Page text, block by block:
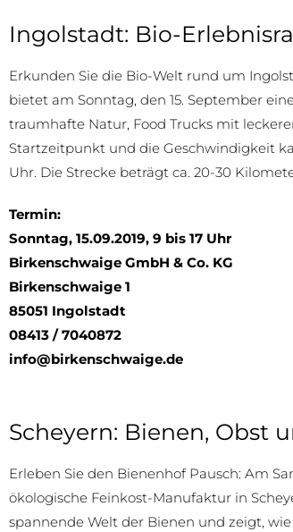
Ingolstadt: Bio-
Erkunden Sie die Bio-Welt rund um
bietet am Sonntag, den 15. September
traumhafte Natur, Food Trucks mit
Startzeitpunkt und die Geschwindigkeit
Uhr. Die Strecke beträgt ca. 20-30
Termin:
Sonntag, 15.09.2019, 9 bis 17 Uhr
Birkenschwaige GmbH & Co. KG
Birkenschwaige 1
85051 Ingolstadt
08413 / 7040872
info@birkenschwaige.de
Scheyern: Bienen, Obst
Erleben Sie den Bienenhof Pausch: Am
ökologische Feinkost-Manufaktur in
spannende Welt der Bienen und zeigt,